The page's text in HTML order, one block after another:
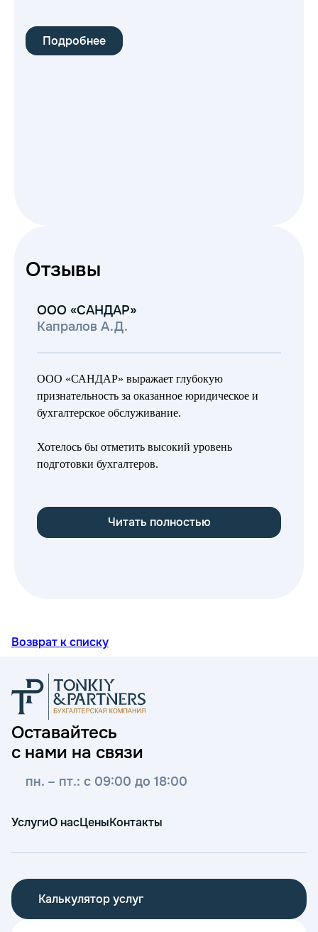
Подробнее
Отзывы
ООО «САНДАР»
Капралов А.Д.
ООО «САНДАР» выражает глубокую
признательность за оказанное юридическое и
бухгалтерское обслуживание.
Хотелось бы отметить высокий уровень
подготовки бухгалтеров.
Читать полностью
Возврат к списку
Оставайтесь
с нами на связи
пн. – пт.: с 09:00 до 18:00
УслугиО насЦеныКонтакты
Калькулятор услуг